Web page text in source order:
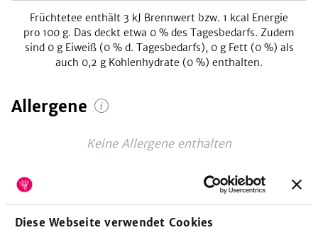
Diese Webseite verwendet Cookies
Früchtetee enthält 3 kJ Brennwert bzw. 1 kcal Energie
pro 100 g. Das deckt etwa 0 % des Tagesbedarfs. Zudem
sind 0g Eiweiß (0% d. Tagesbedarfs), 0g Fett (0%) als
auch 0,2 g Kohlenhydrate (0 %) enthalten.
Allergene
Keine Allergene enthalten
Vitamine pro 100g